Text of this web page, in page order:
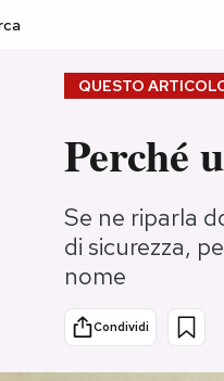
Consumismi
Storie/Idee
Ok Boomer!
Europa
QUESTO
Perché
Se ne riparla
di sicurezza,
nome
Condividi